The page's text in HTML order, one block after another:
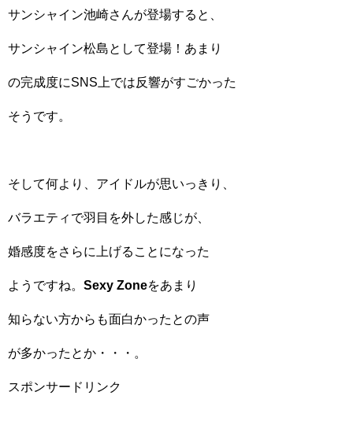
サンシャイン池崎さんが登場すると、
サンシャイン松島として登場！あまり
の完成度にSNS上では反響がすごかった
そうです。
そして何より、アイドルが思いっきり、
バラエティで羽目を外した感じが、
婚感度をさらに上げることになった
ようですね。 Sexy Zoneをあまり
知らない方からも面白かったとの声
が多かったとか・・・。
スポンサードリンク